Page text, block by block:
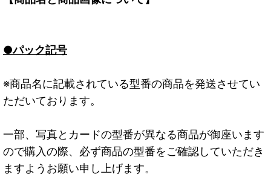
●パック記号
※商品名に記載されている型番の商品を発送させてい
ただいております。
一部、写真とカードの型番が異なる商品が御座います
ので購入の際、必ず商品の型番をご確認していただき
ますようお願い申し上げます。